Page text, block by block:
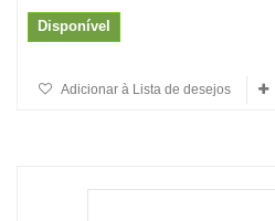
Disponível
Adicionar à Lista de desejos